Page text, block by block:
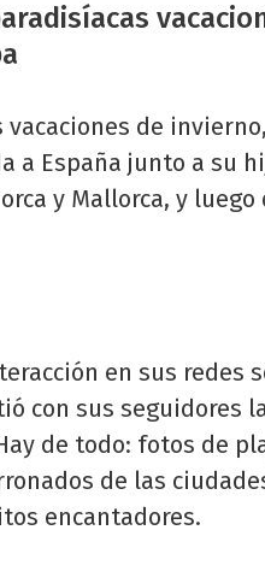
vacaciones de
a España junto a su
y Mallorca, y
en sus redes
con sus seguidores
de todo: fotos de
de las
encantadores.